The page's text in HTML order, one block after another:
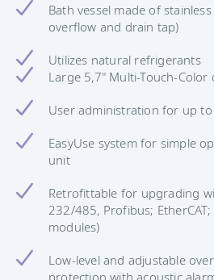
Bath vessel made of
overflow and drain tap)
Utilizes natural refrigerants
Large 5,7" Multi-Touch-Color
User administration for up
EasyUse system for simple
unit
Retrofittable for upgrading
232/485, Profibus;
modules)
Low-level and adjustable